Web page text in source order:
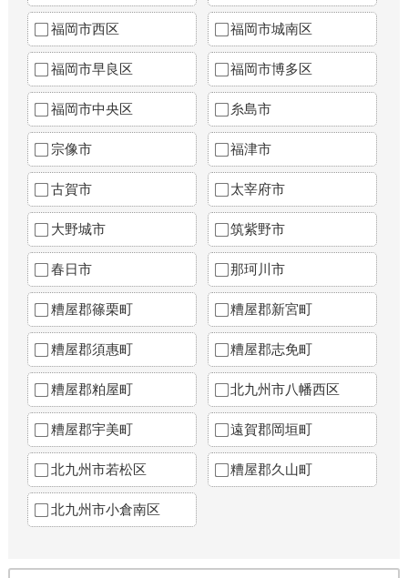
福岡市西区 福岡市城南区
福岡市早良区 福岡市博多区
福岡市中央区 糸島市
宗像市 福津市
古賀市 太宰府市
大野城市 筑紫野市
春日市 那珂川市
糟屋郡篠栗町 糟屋郡新宮町
糟屋郡須惠町 糟屋郡志免町
糟屋郡粕屋町 北九州市八幡西区
糟屋郡宇美町 遠賀郡岡垣町
北九州市若松区 糟屋郡久山町
北九州市小倉南区